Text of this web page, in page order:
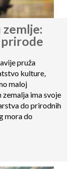
zemlje:
pruža
kulture,
maloj
ima svoje
do prirodnih
mora do